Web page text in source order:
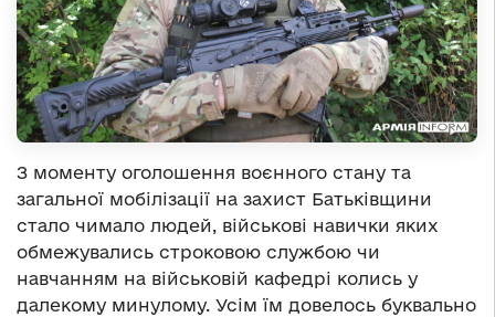
З моменту оголошення воєнного стану та
загальної мобілізації на захист Батьківщини
стало чимало людей, військові навички яких
обмежувались строковою службою чи
навчанням на військовій кафедрі колись у
далекому минулому. Усім їм довелось буквально